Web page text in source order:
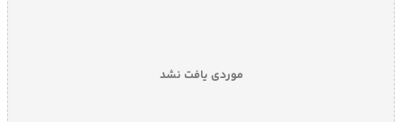
موردی یافت نشد